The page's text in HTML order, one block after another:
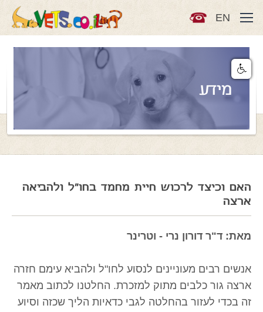
EN
מידע
האם וכיצד לרכוש חיית מחמד בחו"ל ולהביאה
ארצה
מאת: ד"ר דורון נרי - וטרינר
אנשים רבים מעוניינים לנסוע לחו"ל ולהביא עימם חזרה
ארצה גור כלבים מתוק למזכרת. החלטנו לכתוב מאמר
זה בכדי לעזור בהחלטה לגבי כדאיות הליך שכזה וסיוע